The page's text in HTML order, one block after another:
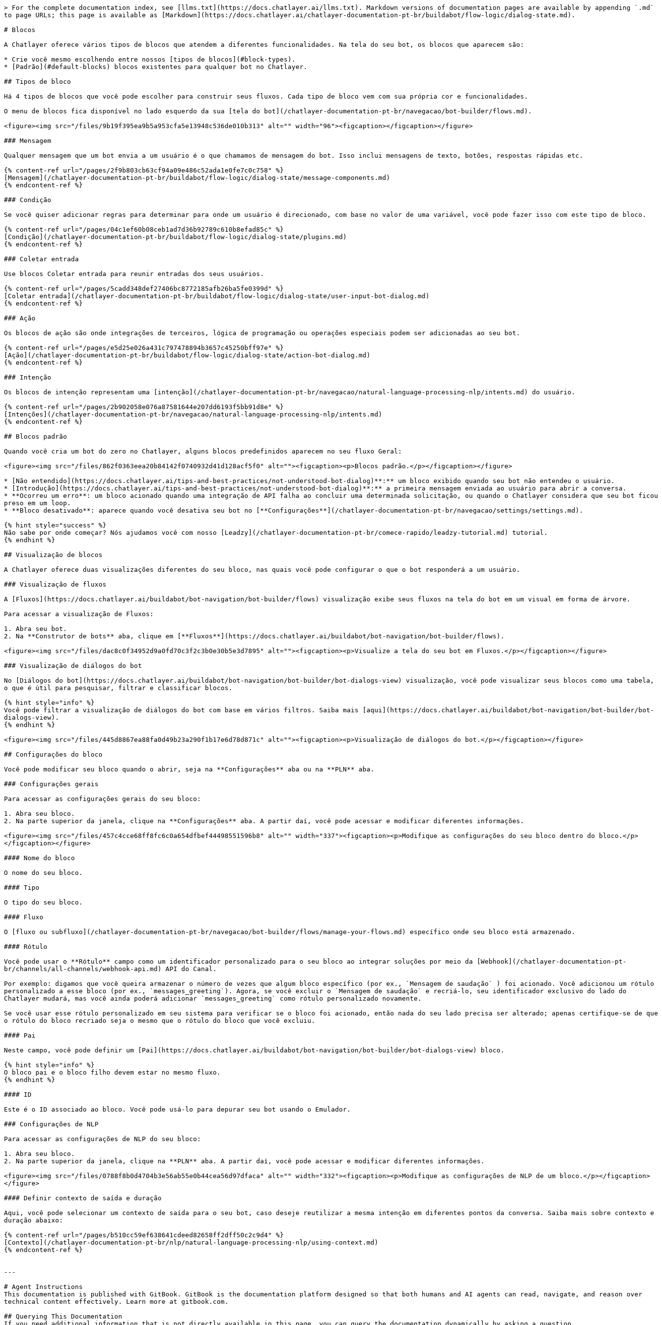
> For the complete documentation index, see [llms.txt](https://docs.chatlayer.ai/llms.txt). Markdown versions of documentation pages are available by appending `.md`
to page URLs; this page is available as [Markdown](https://docs.chatlayer.ai/chatlayer-documentation-pt-br/buildabot/flow-logic/dialog-state.md).
# Blocos
A Chatlayer oferece vários tipos de blocos que atendem a diferentes funcionalidades. Na tela do seu bot, os blocos que aparecem são:
* Crie você mesmo escolhendo entre nossos [tipos de blocos](#block-types).
* [Padrão](#default-blocks) blocos existentes para qualquer bot no Chatlayer.
## Tipos de bloco
Há 4 tipos de blocos que você pode escolher para construir seus fluxos. Cada tipo de bloco vem com sua própria cor e funcionalidades.
O menu de blocos fica disponível no lado esquerdo da sua [tela do bot](/chatlayer-documentation-pt-br/navegacao/bot-builder/flows.md).
<figure><img src="/files/9b19f395ea9b5a953cfa5e13948c536de010b313" alt="" width="96"><figcaption></figcaption></figure>
### Mensagem
Qualquer mensagem que um bot envia a um usuário é o que chamamos de mensagem do bot. Isso inclui mensagens de texto, botões, respostas rápidas etc.
{% content-ref url="/pages/2f9b803cb63cf94a09e486c52ada1e0fe7c0c758" %}
[Mensagem](/chatlayer-documentation-pt-br/buildabot/flow-logic/dialog-state/message-components.md)
{% endcontent-ref %}
### Condição
Se você quiser adicionar regras para determinar para onde um usuário é direcionado, com base no valor de uma variável, você pode fazer isso com este tipo de bloco.
{% content-ref url="/pages/04c1ef60b08ceb1ad7d36b92789c610b8efad85c" %}
[Condição](/chatlayer-documentation-pt-br/buildabot/flow-logic/dialog-state/plugins.md)
{% endcontent-ref %}
### Coletar entrada
Use blocos Coletar entrada para reunir entradas dos seus usuários.
{% content-ref url="/pages/5cadd348def27406bc8772185afb26ba5fe0399d" %}
[Coletar entrada](/chatlayer-documentation-pt-br/buildabot/flow-logic/dialog-state/user-input-bot-dialog.md)
{% endcontent-ref %}
### Ação
Os blocos de ação são onde integrações de terceiros, lógica de programação ou operações especiais podem ser adicionadas ao seu bot.
{% content-ref url="/pages/e5d25e026a431c797478894b3657c45250bff97e" %}
[Ação](/chatlayer-documentation-pt-br/buildabot/flow-logic/dialog-state/action-bot-dialog.md)
{% endcontent-ref %}
### Intenção
Os blocos de intenção representam uma [intenção](/chatlayer-documentation-pt-br/navegacao/natural-language-processing-nlp/intents.md) do usuário.
{% content-ref url="/pages/2b902058e076a87581644e207dd6193f5bb91d8e" %}
[Intenções](/chatlayer-documentation-pt-br/navegacao/natural-language-processing-nlp/intents.md)
{% endcontent-ref %}
## Blocos padrão
Quando você cria um bot do zero no Chatlayer, alguns blocos predefinidos aparecem no seu fluxo Geral:
<figure><img src="/files/862f0363eea20b84142f0740932d41d128acf5f0" alt=""><figcaption><p>Blocos padrão.</p></figcaption></figure>
* [Não entendido](https://docs.chatlayer.ai/tips-and-best-practices/not-understood-bot-dialog)**:** um bloco exibido quando seu bot não entendeu o usuário.
* [Introdução](https://docs.chatlayer.ai/tips-and-best-practices/not-understood-bot-dialog)**:** a primeira mensagem enviada ao usuário para abrir a conversa.
* **Ocorreu um erro**: um bloco acionado quando uma integração de API falha ao concluir uma determinada solicitação, ou quando o Chatlayer considera que seu bot ficou
preso em um loop.
* **Bloco desativado**: aparece quando você desativa seu bot no [**Configurações**](/chatlayer-documentation-pt-br/navegacao/settings/settings.md).
{% hint style="success" %}
Não sabe por onde começar? Nós ajudamos você com nosso [Leadzy](/chatlayer-documentation-pt-br/comece-rapido/leadzy-tutorial.md) tutorial.
{% endhint %}
## Visualização de blocos
A Chatlayer oferece duas visualizações diferentes do seu bloco, nas quais você pode configurar o que o bot responderá a um usuário.
### Visualização de fluxos
A [Fluxos](https://docs.chatlayer.ai/buildabot/bot-navigation/bot-builder/flows) visualização exibe seus fluxos na tela do bot em um visual em forma de árvore.
Para acessar a visualização de Fluxos:
1. Abra seu bot.
2. Na **Construtor de bots** aba, clique em [**Fluxos**](https://docs.chatlayer.ai/buildabot/bot-navigation/bot-builder/flows).
<figure><img src="/files/dac8c0f34952d9a0fd70c3f2c3b0e30b5e3d7895" alt=""><figcaption><p>Visualize a tela do seu bot em Fluxos.</p></figcaption></figure>
### Visualização de diálogos do bot
No [Diálogos do bot](https://docs.chatlayer.ai/buildabot/bot-navigation/bot-builder/bot-dialogs-view) visualização, você pode visualizar seus blocos como uma tabela,
o que é útil para pesquisar, filtrar e classificar blocos.
{% hint style="info" %}
Você pode filtrar a visualização de diálogos do bot com base em vários filtros. Saiba mais [aqui](https://docs.chatlayer.ai/buildabot/bot-navigation/bot-builder/bot-
dialogs-view).
{% endhint %}
<figure><img src="/files/445d8867ea88fa0d49b23a290f1b17e6d78d871c" alt=""><figcaption><p>Visualização de diálogos do bot.</p></figcaption></figure>
## Configurações do bloco
Você pode modificar seu bloco quando o abrir, seja na **Configurações** aba ou na **PLN** aba.
### Configurações gerais
Para acessar as configurações gerais do seu bloco:
1. Abra seu bloco.
2. Na parte superior da janela, clique na **Configurações** aba. A partir daí, você pode acessar e modificar diferentes informações.
<figure><img src="/files/457c4cce68ff8fc6c0a654dfbef44498551596b8" alt="" width="337"><figcaption><p>Modifique as configurações do seu bloco dentro do bloco.</p>
</figcaption></figure>
#### Nome do bloco
O nome do seu bloco.
#### Tipo
O tipo do seu bloco.
#### Fluxo
O [fluxo ou subfluxo](/chatlayer-documentation-pt-br/navegacao/bot-builder/flows/manage-your-flows.md) específico onde seu bloco está armazenado.
#### Rótulo
Você pode usar o **Rótulo** campo como um identificador personalizado para o seu bloco ao integrar soluções por meio da [Webhook](/chatlayer-documentation-pt-
br/channels/all-channels/webhook-api.md) API do Canal.
Por exemplo: digamos que você queira armazenar o número de vezes que algum bloco específico (por ex., `Mensagem de saudação` ) foi acionado. Você adicionou um rótulo
personalizado a esse bloco (por ex., `messages_greeting`). Agora, se você excluir o `Mensagem de saudação` e recriá-lo, seu identificador exclusivo do lado do
Chatlayer mudará, mas você ainda poderá adicionar `messages_greeting` como rótulo personalizado novamente.
Se você usar esse rótulo personalizado em seu sistema para verificar se o bloco foi acionado, então nada do seu lado precisa ser alterado; apenas certifique-se de que
o rótulo do bloco recriado seja o mesmo que o rótulo do bloco que você excluiu.
#### Pai
Neste campo, você pode definir um [Pai](https://docs.chatlayer.ai/buildabot/bot-navigation/bot-builder/bot-dialogs-view) bloco.
{% hint style="info" %}
O bloco pai e o bloco filho devem estar no mesmo fluxo.
{% endhint %}
#### ID
Este é o ID associado ao bloco. Você pode usá-lo para depurar seu bot usando o Emulador.
### Configurações de NLP
Para acessar as configurações de NLP do seu bloco:
1. Abra seu bloco.
2. Na parte superior da janela, clique na **PLN** aba. A partir daí, você pode acessar e modificar diferentes informações.
<figure><img src="/files/0788f8b0d4704b3e56ab55e0b44cea56d97dfaca" alt="" width="332"><figcaption><p>Modifique as configurações de NLP de um bloco.</p></figcaption>
</figure>
#### Definir contexto de saída e duração
Aqui, você pode selecionar um contexto de saída para o seu bot, caso deseje reutilizar a mesma intenção em diferentes pontos da conversa. Saiba mais sobre contexto e
duração abaixo:
{% content-ref url="/pages/b510cc59ef638641cdeed82658ff2dff50c2c9d4" %}
[Contexto](/chatlayer-documentation-pt-br/nlp/natural-language-processing-nlp/using-context.md)
{% endcontent-ref %}
---
# Agent Instructions
This documentation is published with GitBook. GitBook is the documentation platform designed so that both humans and AI agents can read, navigate, and reason over
technical content effectively. Learn more at gitbook.com.
## Querying This Documentation